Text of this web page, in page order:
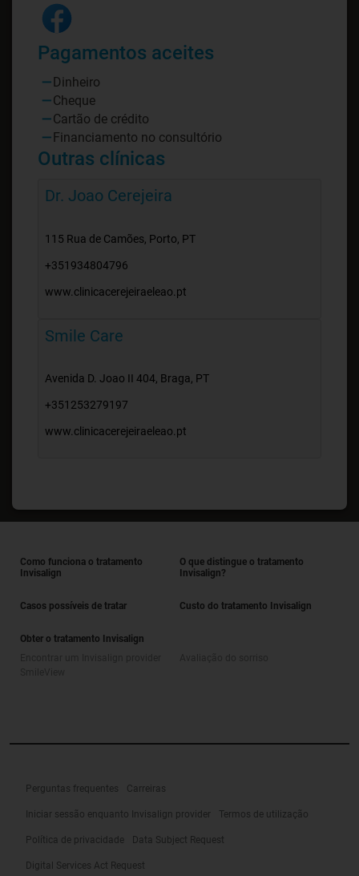
Pagamentos aceites
Dinheiro
Cheque
Cartão de crédito
Financiamento no consultório
Outras clínicas
Dr. Joao Cerejeira
115 Rua de Camões, Porto, PT
+351934804796
www.clinicacerejeiraeleao.pt
Smile Care
Avenida D. Joao II 404, Braga, PT
+351253279197
www.clinicacerejeiraeleao.pt
Como funciona o tratamento
Invisalign
O que distingue o tratamento
Invisalign?
Casos possíveis de tratar Custo do tratamento Invisalign
Obter o tratamento Invisalign
Perguntas frequentes Carreiras
Iniciar sessão enquanto Invisalign provider Termos de utilização
Política de privacidade Data Subject Request
Digital Services Act Request